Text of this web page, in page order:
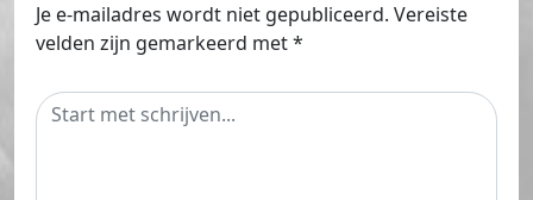
Je e-mailadres wordt niet gepubliceerd. Vereiste
velden zijn gemarkeerd met*